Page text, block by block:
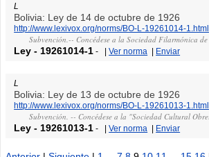
L
Bolivia: Ley de 14 de octubre de 1926
http://www.lexivox.org/norms/BO-L-19261014-1.html
Subvención.-- Concédese a la Sociedad Filarmónica de
Ley - 19261014-1 - |Ver norma | Enviar
L
Bolivia: Ley de 13 de octubre de 1926
http://www.lexivox.org/norms/BO-L-19261013-1.html
Subvención. -- Concédese a la "Sociedad Cultural
Ley - 19261013-1 - |Ver norma | Enviar